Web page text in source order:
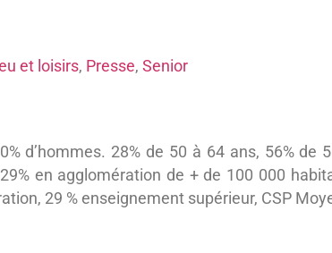
et loisirs, Presse, Senior
d’hommes. 28% de 50 à 64 ans, 56% de
en agglomération de + de 100 000
29 % enseignement supérieur, CSP